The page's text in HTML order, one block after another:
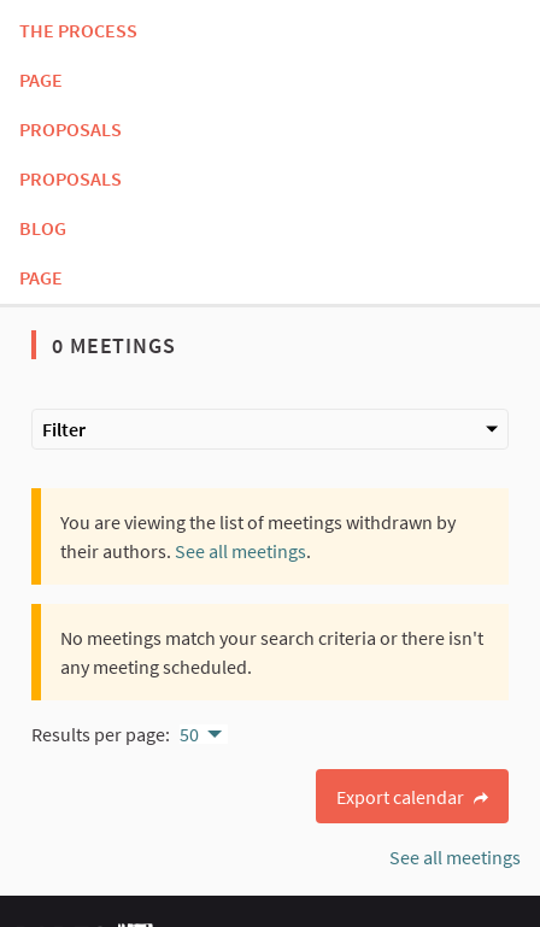
THE PROCESS
PAGE
PROPOSALS
PROPOSALS
BLOG
PAGE
0 MEETINGS
Filter
You are viewing the list of meetings withdrawn by
their authors. See all meetings.
No meetings match your search criteria or there isn't
any meeting scheduled.
Results per page: 50
Export calendar
See all meetings